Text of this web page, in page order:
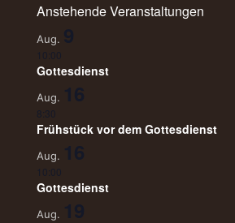
Anstehende Veranstaltungen
Aug. 9
10:00
Gottesdienst
Aug. 16
8:30
Frühstück vor dem Gottesdienst
Aug. 16
10:00
Gottesdienst
Aug. 19